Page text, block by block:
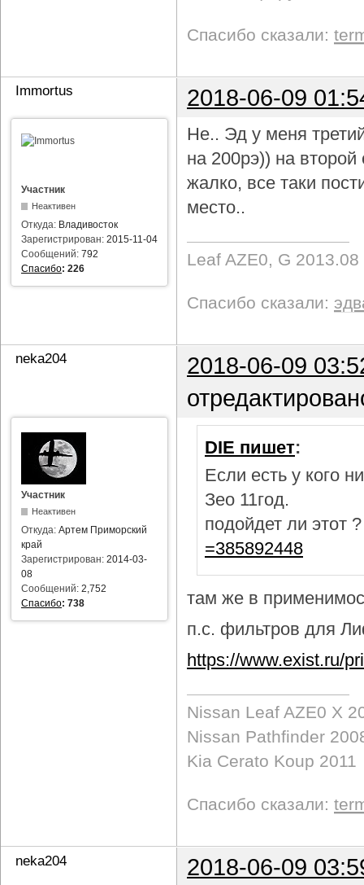
Спасибо сказали:
Immortus 2018-06-09
Участник
Неактивен
Откуда: Владивосток
Зарегистрирован: 2015-11-04
Сообщений: 792
Спасибо: 226
Не.. Эд у меня
на 200рэ)) на
жалко, все таки
место..
Leaf AZE0, G 2013.08
Спасибо сказали:
neka204
2018-06-09
Участник
Неактивен
Откуда: Артем Приморский
край
Зарегистрирован: 2014-03-
08
Сообщений: 2,752
Спасибо: 738
DIE пишет:
Если есть у кого
Зео 11год.
подойдет ли этот
=385892448
там же в
п.с. фильтров для
https://www.exist.ru/
Nissan Leaf AZE0 X
Nissan Pathfinder
Kia Cerato Koup 2011
Спасибо сказали:
neka204
2018-06-09